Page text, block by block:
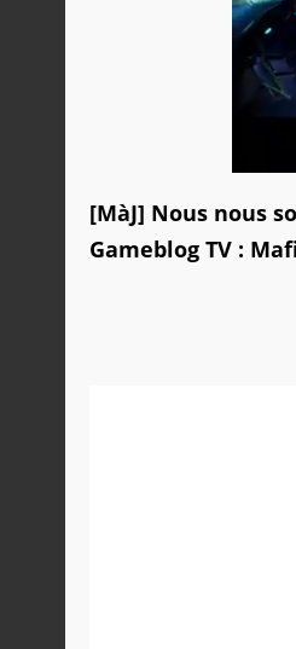
[MàJ] Nous nous
Gameblog TV :